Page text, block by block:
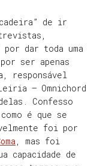
de ir
por dar toda uma
ser apenas
responsável
– Omnichord
Confesso
é que se
foi por
, mas foi
capacidade de